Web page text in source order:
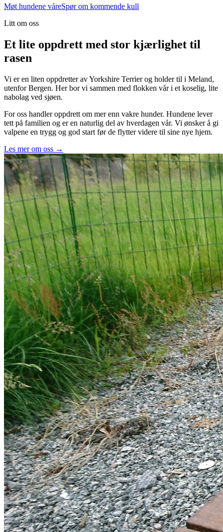
Møt hundene våreSpør om kommende kull
Litt om oss
Et lite oppdrett med stor kjærlighet til
rasen
Vi er en liten oppdretter av Yorkshire Terrier og holder til i Meland,
utenfor Bergen. Her bor vi sammen med flokken vår i et koselig, lite
nabolag ved sjøen.
For oss handler oppdrett om mer enn vakre hunder. Hundene lever
tett på familien og er en naturlig del av hverdagen vår. Vi ønsker å gi
valpene en trygg og god start før de flytter videre til sine nye hjem.
Les mer om oss →